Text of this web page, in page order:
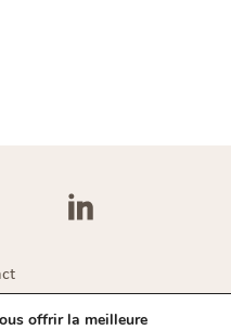
offrir la meilleure